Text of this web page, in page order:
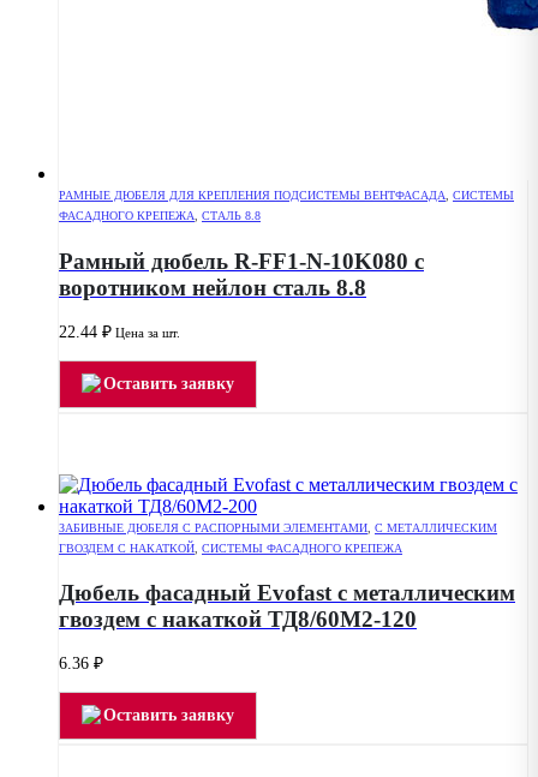
РАМНЫЕ ДЮБЕЛЯ ДЛЯ КРЕПЛЕНИЯ ПОДСИСТЕМЫ ВЕНТФАСАДА
СИСТЕМЫ
ФАСАДНОГО КРЕПЕЖА
СТАЛЬ 8.8
Рамный дюбель R-FF1-N-10K080 с
воротником нейлон сталь 8.8
22.44 ₽ Цена за шт.
Оставить заявку
ЗАБИВНЫЕ ДЮБЕЛЯ С РАСПОРНЫМИ ЭЛЕМЕНТАМИ С МЕТАЛЛИЧЕСКИМ
ГВОЗДЕМ С НАКАТКОЙ СИСТЕМЫ ФАСАДНОГО КРЕПЕЖА
Дюбель фасадный Evofast с металлическим
гвоздем с накаткой ТД8/60М2-120
6.36 ₽
Оставить заявку